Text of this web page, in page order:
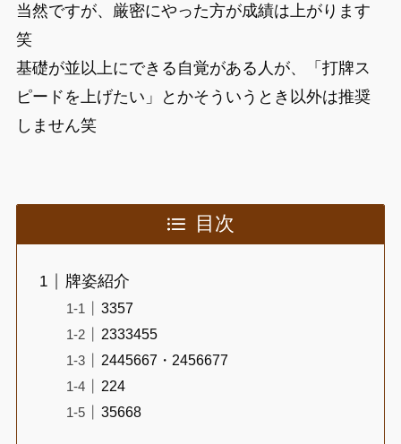
当然ですが、厳密にやった方が成績は上がります
笑
基礎が並以上にできる自覚がある人が、「打牌ス
ピードを上げたい」とかそういうとき以外は推奨
しません笑
目次
牌姿紹介
3357
2333455
2445667・2456677
224
35668